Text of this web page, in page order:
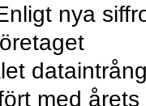
nya
med årets